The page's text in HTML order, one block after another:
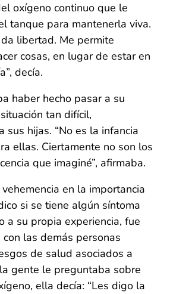
oxígeno continuo que le
tanque para mantenerla viva.
libertad. Me permite
cosas, en lugar de estar en
decía.
haber hecho pasar a su
tan difícil,
sus hijas. “No es la infancia
ellas. Ciertamente no son los
que imaginé”, afirmaba.
en la importancia
si se tiene algún síntoma
a su propia experiencia, fue
las demás personas
de salud asociados a
gente le preguntaba sobre
ella decía: “Les digo la